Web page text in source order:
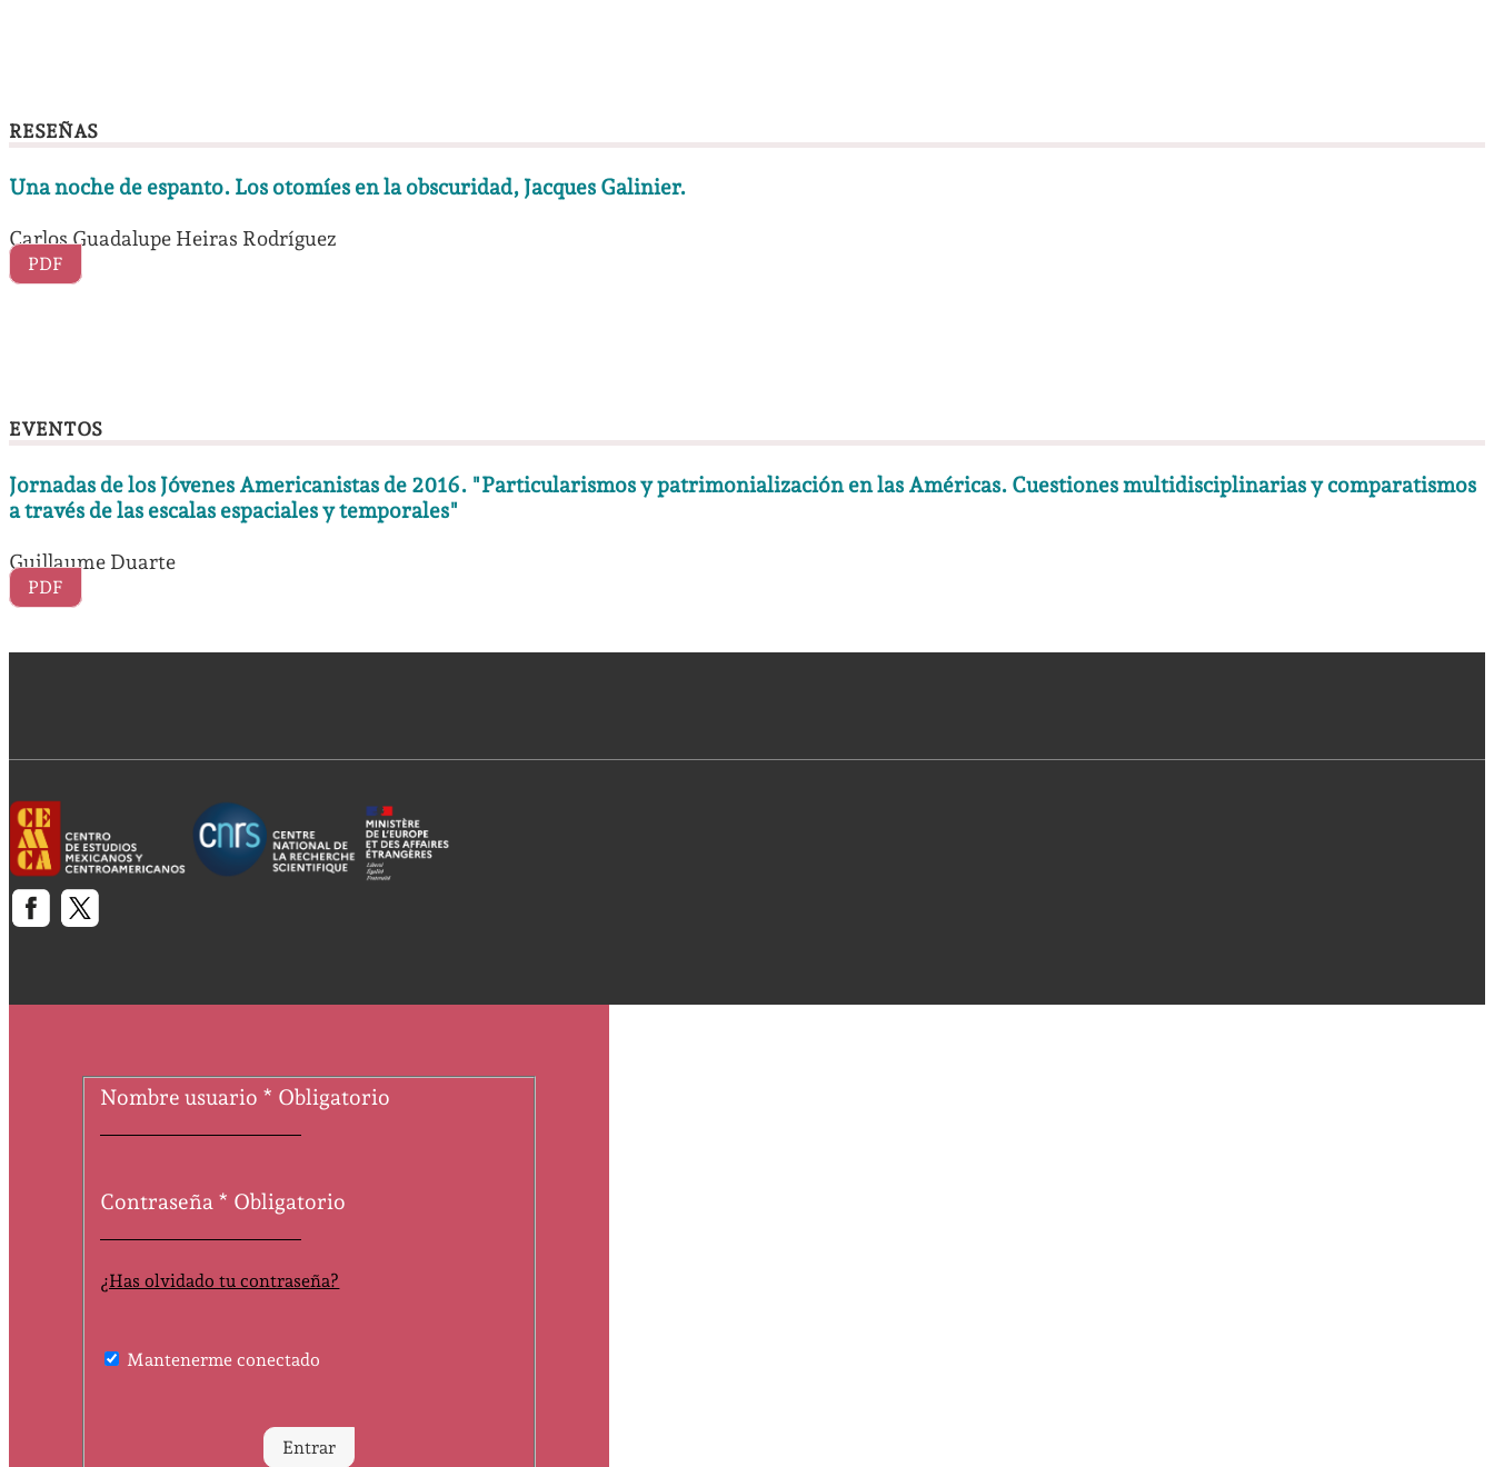
RESEÑAS
Una noche de espanto. Los otomíes en la obscuridad, Jacques Galinier.
Carlos Guadalupe Heiras Rodríguez
PDF
EVENTOS
Jornadas de los Jóvenes Americanistas de 2016. "Particularismos y patrimonialización en las Américas. Cuestiones multidisciplinarias y comparatismos
a través de las escalas espaciales y temporales"
Guillaume Duarte
PDF
Nombre usuario * Obligatorio
Contraseña * Obligatorio
¿Has olvidado tu contraseña?
Mantenerme conectado
Entrar